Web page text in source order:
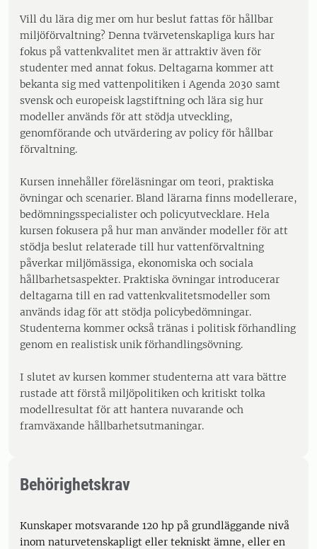
Vill du lära dig mer om hur beslut fattas för hållbar
miljöförvaltning? Denna tvärvetenskapliga kurs har
fokus på vattenkvalitet men är attraktiv även för
studenter med annat fokus. Deltagarna kommer att
bekanta sig med vattenpolitiken i Agenda 2030 samt
svensk och europeisk lagstiftning och lära sig hur
modeller används för att stödja utveckling,
genomförande och utvärdering av policy för hållbar
förvaltning.
Kursen innehåller föreläsningar om teori, praktiska
övningar och scenarier. Bland lärarna finns modellerare,
bedömningsspecialister och policyutvecklare. Hela
kursen fokusera på hur man använder modeller för att
stödja beslut relaterade till hur vattenförvaltning
påverkar miljömässiga, ekonomiska och sociala
hållbarhetsaspekter. Praktiska övningar introducerar
deltagarna till en rad vattenkvalitetsmodeller som
används idag för att stödja policybedömningar.
Studenterna kommer också tränas i politisk förhandling
genom en realistisk unik förhandlingsövning.
I slutet av kursen kommer studenterna att vara bättre
rustade att förstå miljöpolitiken och kritiskt tolka
modellresultat för att hantera nuvarande och
framväxande hållbarhetsutmaningar.
Behörighetskrav
Kunskaper motsvarande 120 hp på grundläggande nivå
inom naturvetenskapligt eller tekniskt ämne, eller en